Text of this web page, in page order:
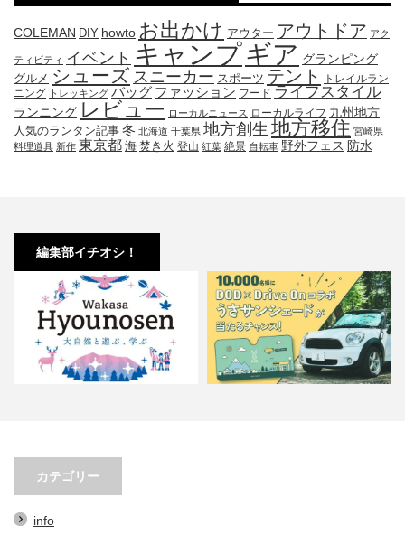
COLEMAN DIY howto お出かけ アウター アウトドア アク
ティビティ イベント キャンプギア グランピング
グルメ シューズ スニーカー スポーツ テント
トレイルラン
ニング トレッキング バッグ ファッション フード ライフスタイル
ランニング レビュー ローカルニュース ローカルライフ 九州地方
人気のランタン記事 冬 北海道 千葉県 地方創生 地方移住 宮崎県
料理道具 新作 東京都 海 焚き火 登山 紅葉 絶景 自転車 野外フェス 防水
編集部イチオシ！
“ちょこっとUターン”という選
択…
カテゴリー
info